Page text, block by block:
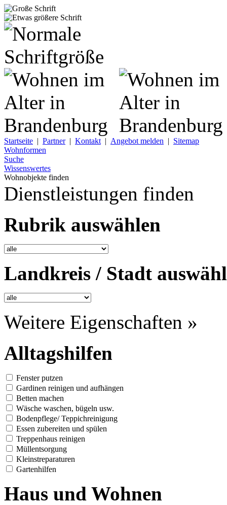
Startseite | Partner| Kontakt | Angebot melden | Sitemap
Wohnformen
Suche
Wissenswertes
Wohnobjekte finden
Dienstleistungen finden
Rubrik auswählen
Landkreis / Stadt
Weitere Eigenschaften »
Alltagshilfen
Fenster putzen
Gardinen reinigen und aufhängen
Betten machen
Wäsche waschen, bügeln usw.
Bodenpflege/ Teppichreinigung
Essen zubereiten und spülen
Treppenhaus reinigen
Müllentsorgung
Kleinstreparaturen
Gartenhilfen
Haus und Wohnen